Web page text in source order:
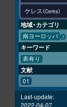
ケレス Ceres
地域・カテゴリ
南ヨーロッパ
キーワード
表有り
文献
01
Last-update:
2022-04-07